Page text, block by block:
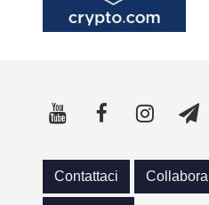
Contattaci Collabora